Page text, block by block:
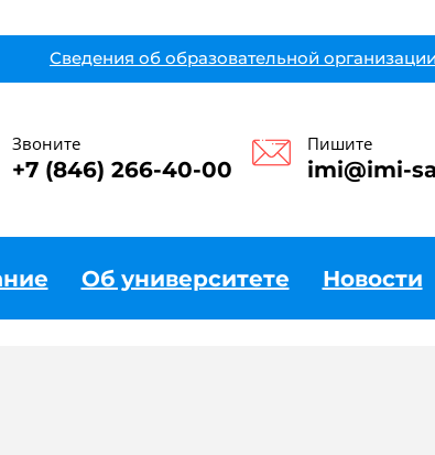
Сведения об образовательной организации
Звоните
+7 (846) 266-40-00
Пишите
imi@imi-
Об университете Новости